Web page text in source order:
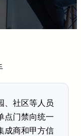
、社区等人员
点门禁向统一
成商和甲方信